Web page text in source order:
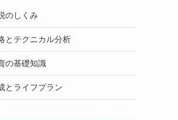
のしくみ
とテクニカル分析
の基礎知識
とライフプラン